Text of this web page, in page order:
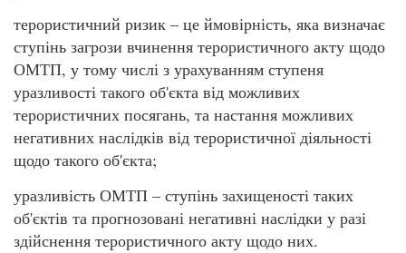
терористичний ризик – це ймовірність, яка визначає
ступінь загрози вчинення терористичного акту щодо
ОМТП, у тому числі з урахуванням ступеня
уразливості такого об'єкта від можливих
терористичних посягань, та настання можливих
негативних наслідків від терористичної діяльності
щодо такого об'єкта;
уразливість ОМТП – ступінь захищеності таких
об'єктів та прогнозовані негативні наслідки у разі
здійснення терористичного акту щодо них.